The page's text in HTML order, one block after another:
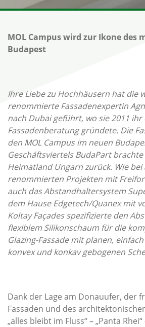
MOL Campus wird zur Ikone des
Budapest
Ihre Liebe zu Hochhäusern hat die
renommierte Fassadenexpertin
nach Dubai geführt, wo sie 2011
Fassadenberatung gründete. Die
den MOL Campus im neuen
Geschäftsviertels BudaPart
Heimatland Ungarn zurück. Wie
renommierten Projekten mit
auch das Abstandhaltersystem
dem Hause Edgetech/Quanex mit
Koltay Façades spezifizierte den
flexiblem Silikonschaum für die
Glazing-Fassade mit planen,
konvex und konkav gebogenen
Dank der Lage am Donauufer, der
Fassaden und des
„alles bleibt im Fluss“ – „Panta